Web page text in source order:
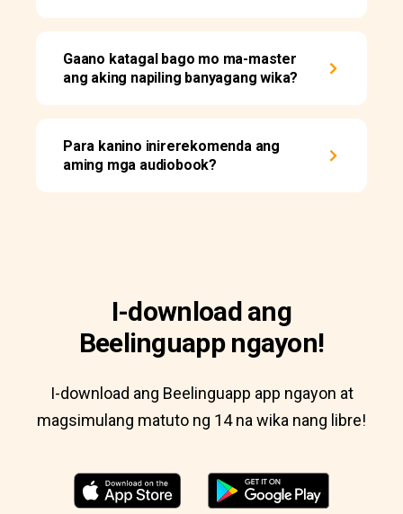
Gaano katagal bago mo ma-master
ang aking napiling banyagang wika?
Para kanino inirerekomenda ang
aming mga audiobook?
I-download ang
Beelinguapp ngayon!
I-download ang Beelinguapp app ngayon at
magsimulang matuto ng 14 na wika nang libre!